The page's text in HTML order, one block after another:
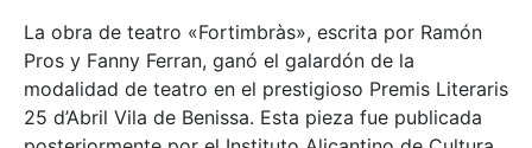
La obra de teatro «Fortimbràs», escrita por Ramón
Pros y Fanny Ferran, ganó el galardón de la
modalidad de teatro en el prestigioso Premis Literaris
25 d’Abril Vila de Benissa. Esta pieza fue publicada